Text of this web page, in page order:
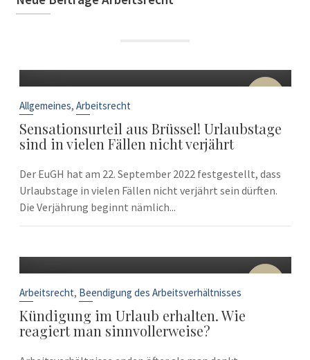
22
Allgemeines, Arbeitsrecht
Sensationsurteil aus Brüssel! Urlaubstage
sind in vielen Fällen nicht verjährt
Der EuGH hat am 22. September 2022 festgestellt, dass
Urlaubstage in vielen Fällen nicht verjährt sein dürften.
Die Verjährung beginnt nämlich...
10
Arbeitsrecht, Beendigung des Arbeitsverhältnisses
Kündigung im Urlaub erhalten. Wie
reagiert man sinnvollerweise?